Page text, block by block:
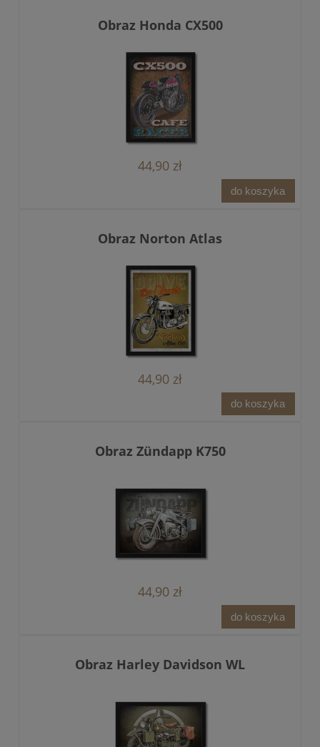
Obraz Honda CX500
44,90 zł
do koszyka
Obraz Norton Atlas
44,90 zł
do koszyka
Obraz Zündapp K750
44,90 zł
do koszyka
Obraz Harley Davidson WL